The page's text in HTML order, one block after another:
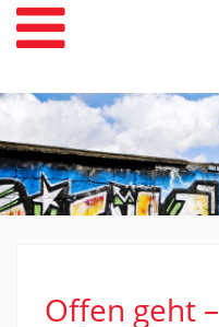
Weiter
zum
Inhalt
Offen geht